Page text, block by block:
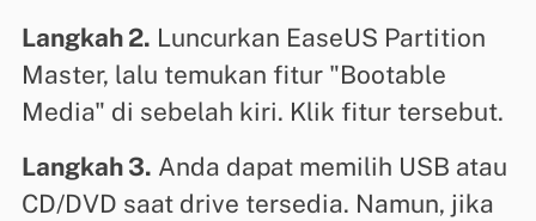
Langkah 2. Luncurkan EaseUS Partition
Master, lalu temukan fitur "Bootable
Media" di sebelah kiri. Klik fitur tersebut.
Langkah 3. Anda dapat memilih USB atau
CD/DVD saat drive tersedia. Namun, jika